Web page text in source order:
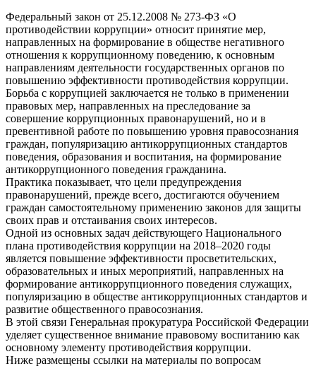
Федеральный закон от 25.12.2008 № 273-ФЗ «О
противодействии коррупции» относит принятие мер,
направленных на формирование в обществе негативного
отношения к коррупционному поведению, к основным
направлениям деятельности государственных органов по
повышению эффективности противодействия коррупции.
Борьба с коррупцией заключается не только в применении
правовых мер, направленных на преследование за
совершение коррупционных правонарушений, но и в
превентивной работе по повышению уровня правосознания
граждан, популяризацию антикоррупционных стандартов
поведения, образования и воспитания, на формирование
антикоррупционного поведения гражданина.
Практика показывает, что цели предупреждения
правонарушений, прежде всего, достигаются обучением
граждан самостоятельному применению законов для защиты
своих прав и отстаивания своих интересов.
Одной из основных задач действующего Национального
плана противодействия коррупции на 2018–2020 годы
является повышение эффективности просветительских,
образовательных и иных мероприятий, направленных на
формирование антикоррупционного поведения служащих,
популяризацию в обществе антикоррупционных стандартов и
развитие общественного правосознания.
В этой связи Генеральная прокуратура Российской Федерации
уделяет существенное внимание правовому воспитанию как
основному элементу противодействия коррупции.
Ниже размещены ссылки на материалы по вопросам